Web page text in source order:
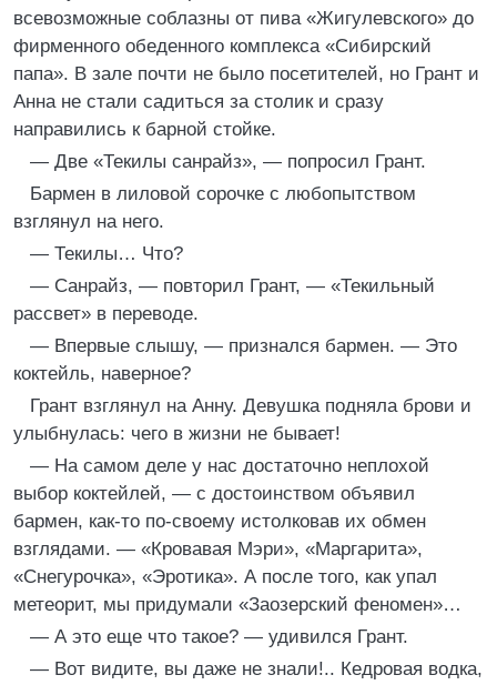
всевозможные соблазны от пива «Жигулевского» до
фирменного обеденного комплекса «Сибирский
папа». В зале почти не было посетителей, но Грант и
Анна не стали садиться за столик и сразу
направились к барной стойке.
— Две «Текилы санрайз», — попросил Грант.
Бармен в лиловой сорочке с любопытством
взглянул на него.
— Текилы… Что?
— Санрайз, — повторил Грант, — «Текильный
рассвет» в переводе.
— Впервые слышу, — признался бармен. — Это
коктейль, наверное?
Грант взглянул на Анну. Девушка подняла брови и
улыбнулась: чего в жизни не бывает!
— На самом деле у нас достаточно неплохой
выбор коктейлей, — с достоинством объявил
бармен, как-то по-своему истолковав их обмен
взглядами. — «Кровавая Мэри», «Маргарита»,
«Снегурочка», «Эротика». А после того, как упал
метеорит, мы придумали «Заозерский феномен»…
— А это еще что такое? — удивился Грант.
— Вот видите, вы даже не знали!.. Кедровая водка,